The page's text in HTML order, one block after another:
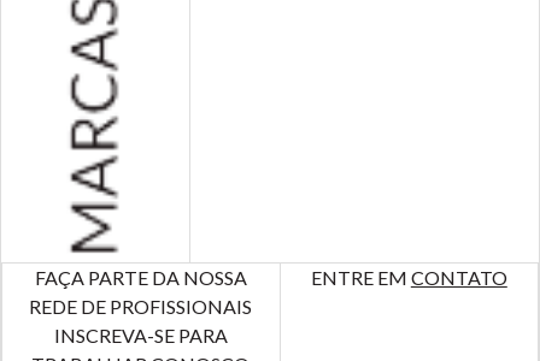
FAÇA PARTE DA NOSSA
REDE DE PROFISSIONAIS
INSCREVA-SE PARA
ENTRE EM CONTATO